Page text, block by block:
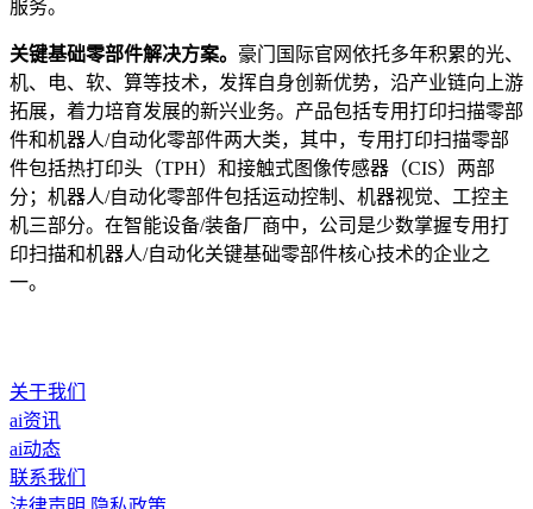
服务。
关键基础零部件解决方案。 豪门国际官网依托多年积累的光、
机、电、软、算等技术，发挥自身创新优势，沿产业链向上游
拓展，着力培育发展的新兴业务。产品包括专用打印扫描零部
件和机器人/自动化零部件两大类，其中，专用打印扫描零部
件包括热打印头（TPH）和接触式图像传感器（CIS）两部
分；机器人/自动化零部件包括运动控制、机器视觉、工控主
机三部分。在智能设备/装备厂商中，公司是少数掌握专用打
印扫描和机器人/自动化关键基础零部件核心技术的企业之
一。
关于我们
ai资讯
ai动态
联系我们